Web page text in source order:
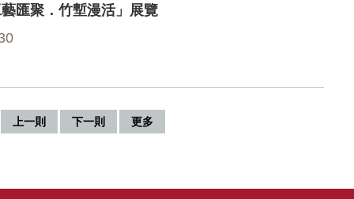
匯聚．竹塹漫活」展覽
上一則 下一則 更多